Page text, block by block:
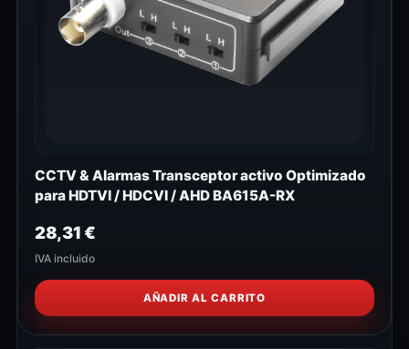
CCTV & Alarmas Transceptor activo Optimizado
para HDTVI / HDCVI / AHD BA615A-RX
28,31€
IVA incluido
AÑADIR AL CARRITO